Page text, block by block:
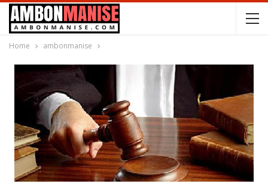
Home ambonmanise